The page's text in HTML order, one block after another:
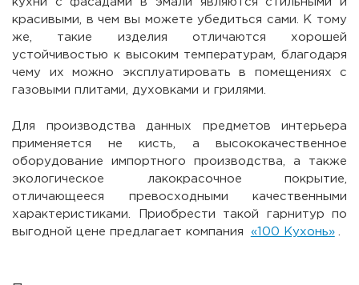
кухни с фасадами в эмали являются стильными и
красивыми, в чем вы можете убедиться сами. К тому
же, такие изделия отличаются хорошей
устойчивостью к высоким температурам, благодаря
чему их можно эксплуатировать в помещениях с
газовыми плитами, духовками и грилями.
Для производства данных предметов интерьера
применяется не кисть, а высококачественное
оборудование импортного производства, а также
экологическое лакокрасочное покрытие,
отличающееся превосходными качественными
характеристиками. Приобрести такой гарнитур по
выгодной цене предлагает компания
«100 Кухонь»